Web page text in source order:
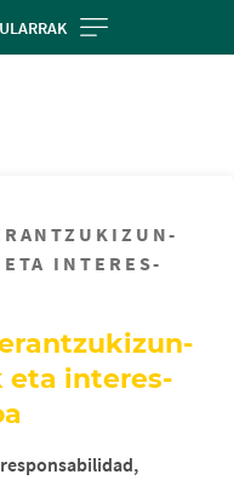
INTERES-
eta interes-